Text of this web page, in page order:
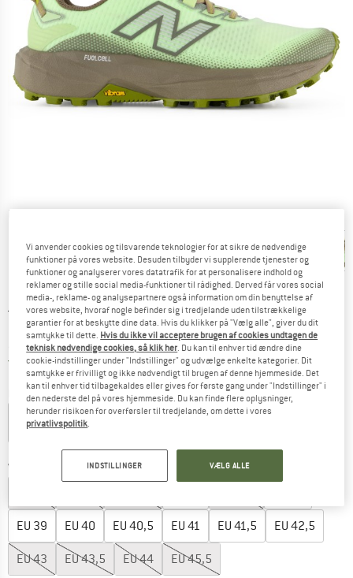
Detaljevisning
Original pris :
149,95€
Pris:
104,97€ inkl. moms.
KR784,71
Gratis forsendelse(DK)Danmark. Oplysninger om
Farve:Afterglow
12% 23% 30%
Vælg en størrelse:
EU 39 EU 40 EU 40,5 EU 41 EU 41,5 EU 42,5
EU43 EU43,5 EU44 EU45,5
Vi anvender cookies og tilsvarende teknologier for at sikre de nødvendige
funktioner på vores website. Desuden tilbyder vi supplerende tjenester og
funktioner og analyserer vores datatrafik for at personalisere indhold og
reklamer og stille social media-funktioner til rådighed. Derved får vores social
media-, reklame- og analysepartnere også information om din benyttelse af
vores website, hvoraf nogle befinder sig i tredjelande uden tilstrækkelige
garantier for at beskytte dine data. Hvis du klikker på "Vælg alle", giver du dit
samtykke til dette. Hvis du ikke vil acceptere brugen af cookies undtagen de
teknisk nødvendige cookies, så klik her. Du kan til enhver tid ændre dine
cookie-indstillinger under "Indstillinger" og udvælge enkelte kategorier. Dit
samtykke er frivilligt og ikke nødvendigt til brugen af denne hjemmeside. Det
kan til enhver tid tilbagekaldes eller gives for første gang under "Indstillinger" i
den nederste del på vores hjemmeside. Du kan finde flere oplysninger,
herunder risikoen for overførsler til tredjelande, om dette i vores
privatlivspolitik.
INDSTILLINGER VÆLG ALLE